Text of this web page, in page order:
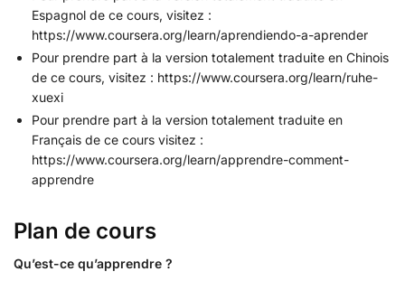
Espagnol de ce cours, visitez :
https://www.coursera.org/learn/aprendiendo-a-aprender
Pour prendre part à la version totalement traduite en Chinois
de ce cours, visitez : https://www.coursera.org/learn/ruhe-
xuexi
Pour prendre part à la version totalement traduite en
Français de ce cours visitez :
https://www.coursera.org/learn/apprendre-comment-
apprendre
Plan de cours
Qu’est-ce qu’apprendre ?